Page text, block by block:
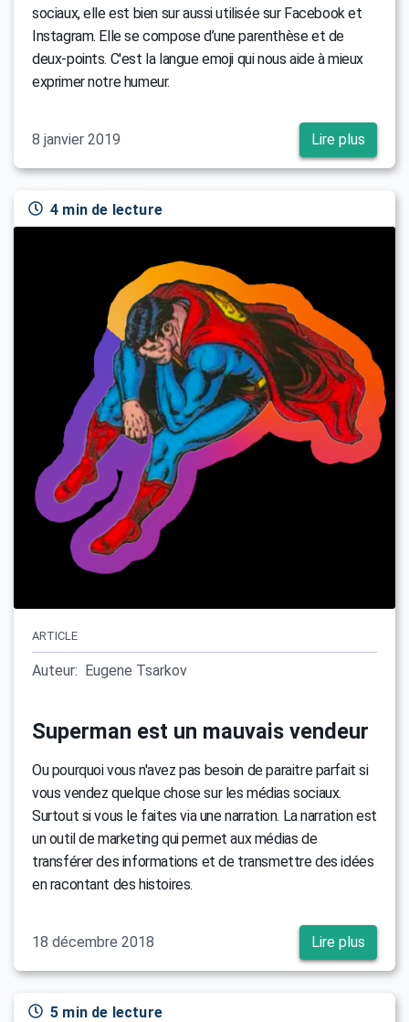
sociaux, elle est bien sur aussi utilisée sur Facebook et
Instagram. Elle se compose d’une parenthèse et de
deux-points. C'est la langue emoji qui nous aide à mieux
exprimer notre humeur.
8 janvier 2019 Lire plus
4 min de lecture
ARTICLE
Auteur: Eugene Tsarkov
Superman est un mauvais vendeur
Ou pourquoi vous n'avez pas besoin de paraitre parfait si
vous vendez quelque chose sur les médias sociaux.
Surtout si vous le faites via une narration. La narration est
un outil de marketing qui permet aux médias de
transférer des informations et de transmettre des idées
en racontant des histoires.
18 décembre 2018 Lire plus
5 min de lecture